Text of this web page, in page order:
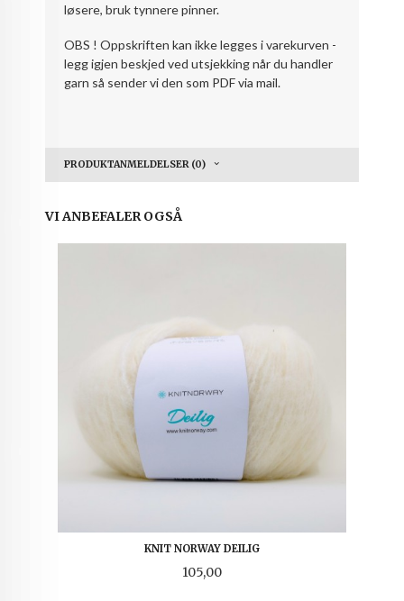
løsere, bruk tynnere pinner.
OBS ! Oppskriften kan ikke legges i varekurven -
legg igjen beskjed ved utsjekking når du handler
garn så sender vi den som PDF via mail.
PRODUKTANMELDELSER (0)
VI ANBEFALER OGSÅ
KNIT NORWAY DEILIG
Pris
105,00